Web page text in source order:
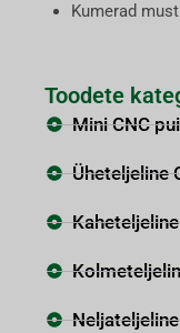
Kumerad
Toodete
Mini CNC
Üheteljeline